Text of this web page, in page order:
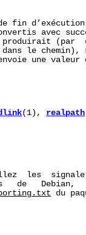
fin
avec
(par
le chemin),
une valeur
(1), realpath
les
de   Debian,
du